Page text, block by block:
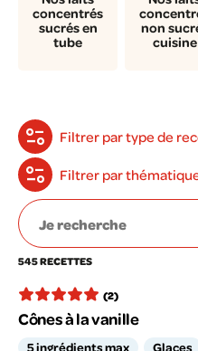
concentrés
sucrés en
tube
non
cuisine
Filtrer par type de
Filtrer par
545 RECETTES
(2)
Cônes à la vanille
5 ingrédients max Glaces